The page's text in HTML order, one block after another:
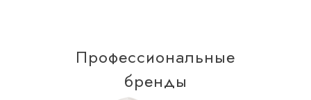
Профессиональные
бренды